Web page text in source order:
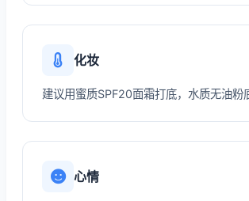
化妆
建议用蜜质SPF20面霜打底，水质无油粉
心情